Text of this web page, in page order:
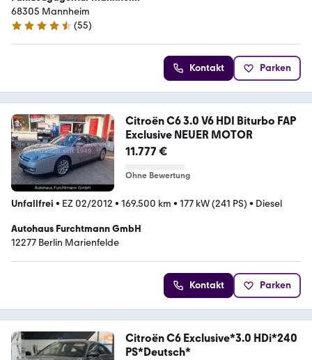
68305 Mannheim
4.6 Sterne
(55)
Kontakt Parken
Citroën C6 3.0 V6 HDI Biturbo FAP
Exclusive NEUER MOTOR
11.777 €
Ohne Bewertung
Unfallfrei • EZ 02/2012 • 169.500 km • 177 kW (241 PS) • Diesel
Autohaus Furchtmann GmbH
12277 Berlin Marienfelde
Kontakt Parken
Citroën C6 Exclusive*3.0 HDi*240
PS*Deutsch*